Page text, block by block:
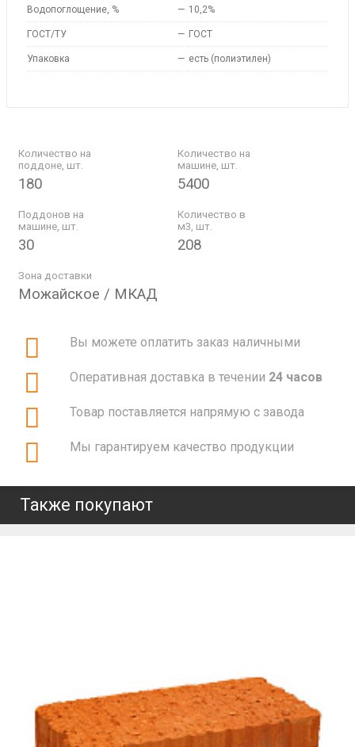
Водопоглощение, % — 10,2%
ГОСТ/ТУ — ГОСТ
Упаковка — есть (полиэтилен)
Количество на
поддоне, шт.
180
Количество на
машине, шт.
5400
Поддонов на
машине, шт.
30
Количество в
м3, шт.
208
Зона доставки
Можайское / МКАД
Вы можете оплатить заказ наличными
Оперативная доставка в течении 24 часов
Товар поставляется напрямую с завода
Мы гарантируем качество продукции
Также покупают